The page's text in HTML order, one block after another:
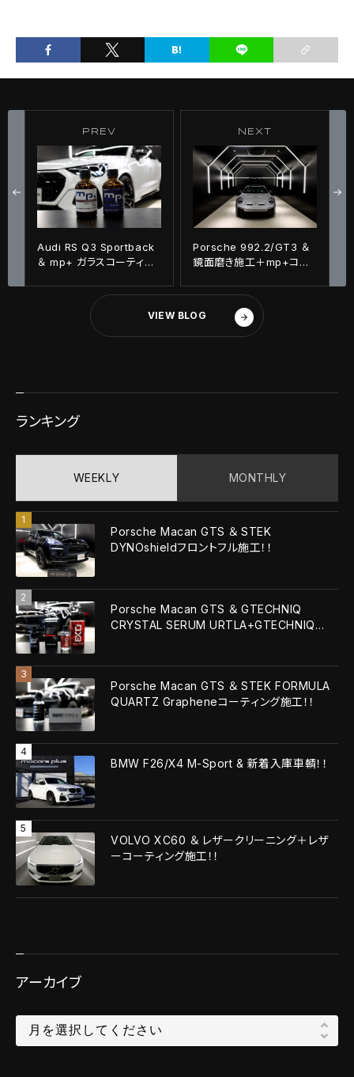
PREV
Audi RS Q3 Sportback
＆ mp+ ガラスコーティン
NEXT
Porsche 992.2/GT3 ＆
鏡面磨き施工＋mp+コー
VIEW BLOG
ランキング
WEEKLY MONTHLY
Porsche Macan GTS ＆ STEK
DYNOshieldフロントフル施工！！
Porsche Macan GTS ＆ GTECHNIQ
CRYSTAL SERUM URTLA+GTECHNIQ
Porsche Macan GTS ＆ STEK FORMULA
QUARTZ Grapheneコーティング施工！！
BMW F26/X4 M-Sport & 新着入庫車輌！！
VOLVO XC60 ＆ レザークリーニング＋レザ
ーコーティング施工！！
アーカイブ